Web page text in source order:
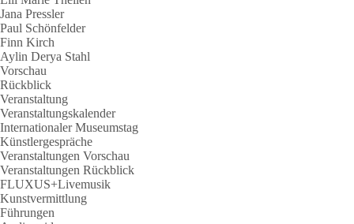
Jana Pressler
Paul Schönfelder
Finn Kirch
Aylin Derya Stahl
Vorschau
Rückblick
Veranstaltung
Veranstaltungskalender
Internationaler Museumstag
Künstlergespräche
Veranstaltungen Vorschau
Veranstaltungen Rückblick
FLUXUS+Livemusik
Kunstvermittlung
Führungen